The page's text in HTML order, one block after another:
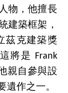
物，他擅長
建築框架，
茲克建築獎
將是 Frank
親自參與設
遺作之一。